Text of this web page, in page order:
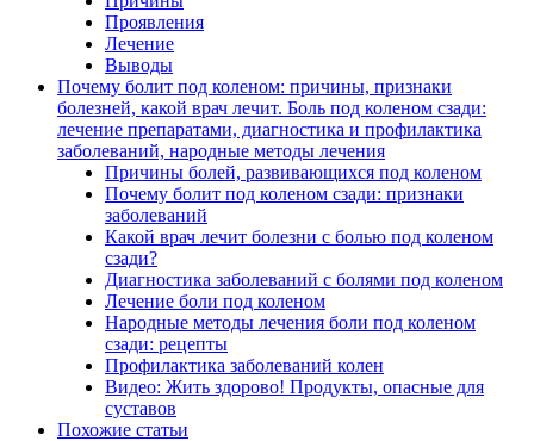
Проявления
Лечение
Выводы
Почему болит под коленом: причины, признаки
болезней, какой врач лечит. Боль под коленом сзади:
лечение препаратами, диагностика и профилактика
заболеваний, народные методы лечения
Причины болей, развивающихся под коленом
Почему болит под коленом сзади: признаки
заболеваний
Какой врач лечит болезни с болью под коленом
сзади?
Диагностика заболеваний с болями под коленом
Лечение боли под коленом
Народные методы лечения боли под коленом
сзади: рецепты
Профилактика заболеваний колен
Видео: Жить здорово! Продукты, опасные для
суставов
Похожие статьи